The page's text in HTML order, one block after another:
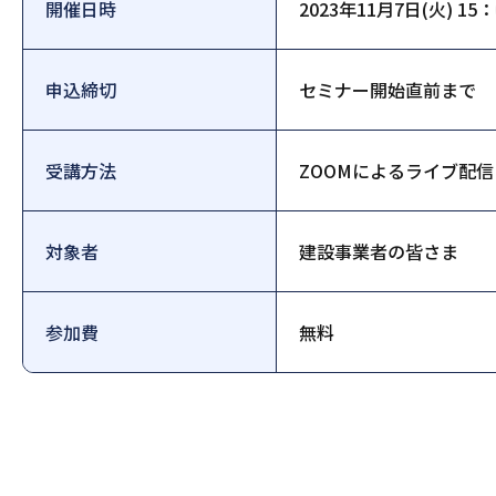
開催日時 2023年11月7日(火) 15
申込締切 セミナー開始直前まで
受講方法 ZOOMによるライブ配信
対象者 建設事業者の皆さま
参加費 無料